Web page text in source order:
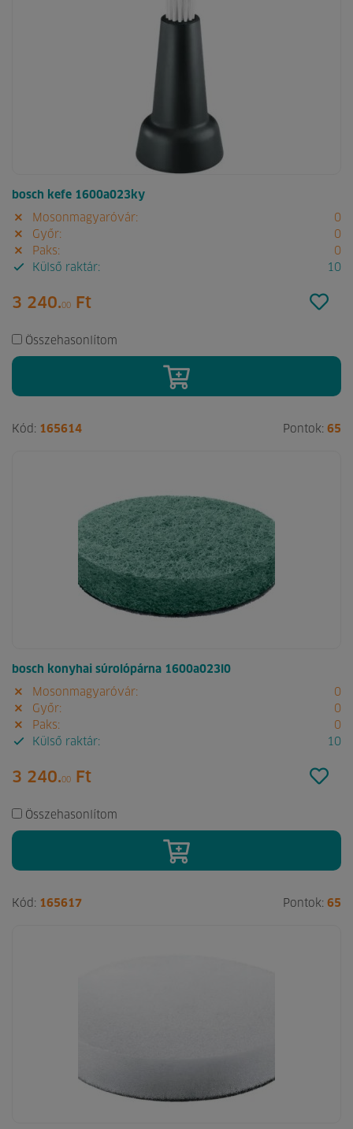
bosch kefe 1600a023ky
Mosonmagyaróvár:
0
Győr:
0
Paks:
0
Külső raktár:
10
3 240.00 Ft
Összehasonlítom
Kód: 165614 Pontok: 65
bosch konyhai súrolópárna 1600a023l0
Mosonmagyaróvár:
0
Győr:
0
Paks:
0
Külső raktár:
10
3 240.00 Ft
Összehasonlítom
Kód: 165617 Pontok: 65